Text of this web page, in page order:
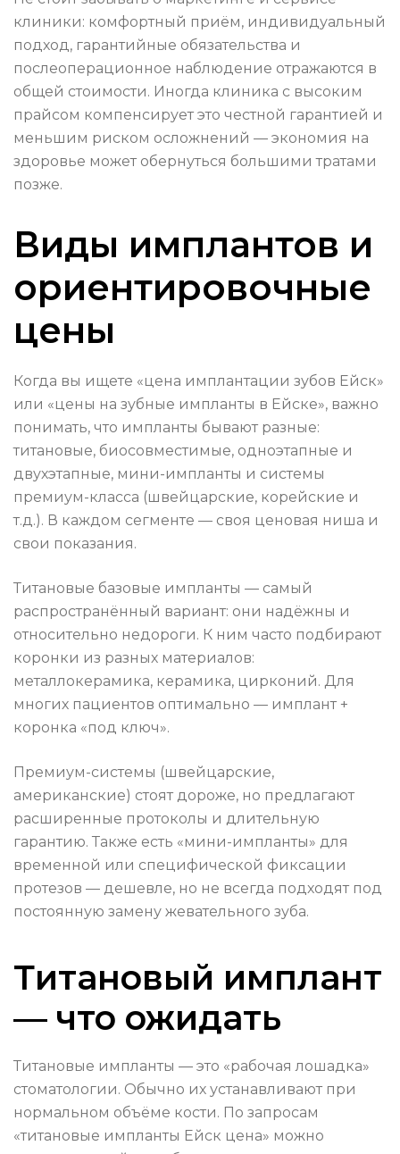
клиники: комфортный приём, индивидуальный
подход, гарантийные обязательства и
послеоперационное наблюдение отражаются в
общей стоимости. Иногда клиника с высоким
прайсом компенсирует это честной гарантией и
меньшим риском осложнений — экономия на
здоровье может обернуться большими тратами
позже.
Виды имплантов и
ориентировочные
цены
Когда вы ищете «цена имплантации зубов Ейск»
или «цены на зубные импланты в Ейске», важно
понимать, что импланты бывают разные:
титановые, биосовместимые, одноэтапные и
двухэтапные, мини-импланты и системы
премиум-класса (швейцарские, корейские и
т.д.). В каждом сегменте — своя ценовая ниша и
свои показания.
Титановые базовые импланты — самый
распространённый вариант: они надёжны и
относительно недороги. К ним часто подбирают
коронки из разных материалов:
металлокерамика, керамика, цирконий. Для
многих пациентов оптимально — имплант +
коронка «под ключ».
Премиум-системы (швейцарские,
американские) стоят дороже, но предлагают
расширенные протоколы и длительную
гарантию. Также есть «мини-импланты» для
временной или специфической фиксации
протезов — дешевле, но не всегда подходят под
постоянную замену жевательного зуба.
Титановый имплант
— что ожидать
Титановые импланты — это «рабочая лошадка»
стоматологии. Обычно их устанавливают при
нормальном объёме кости. По запросам
«титановые импланты Ейск цена» можно